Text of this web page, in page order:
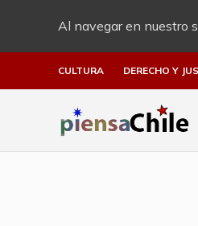
Al navegar en nuestro
CULTURA DERECHO Y